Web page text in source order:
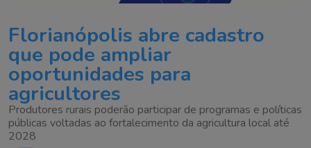
Florianópolis abre cadastro
que pode ampliar
oportunidades para
agricultores
Produtores rurais poderão participar de programas e políticas
públicas voltadas ao fortalecimento da agricultura local até
2028